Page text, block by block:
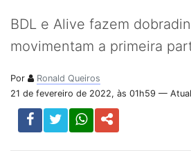
BDL e Alive fazem
movimentam a primeira
Por
Ronald Queiros
21 de fevereiro de 2022, às 01h59 —